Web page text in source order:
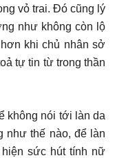
vỏ trai. Đó cũng lý
như không còn lộ
khi chủ nhân sở
tự tin từ trong thần
không nói tới làn da
như thế nào, để làn
sức hút tính nữ